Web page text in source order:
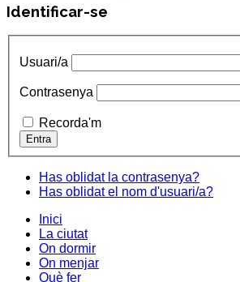
Identificar-se
Usuari/a
Contrasenya
Recorda'm
Has oblidat la contrasenya?
Has oblidat el nom d'usuari/a?
Inici
La ciutat
On dormir
On menjar
Què fer